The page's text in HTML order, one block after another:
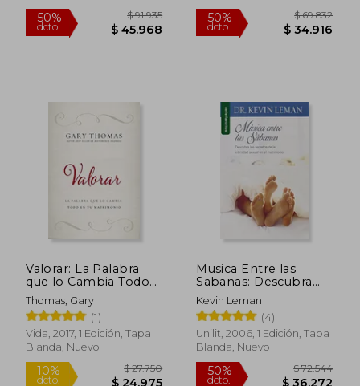
dcto. $ 42.158 dcto.
Valorar: La Palabra
que lo Cambia Todo
en tu Matrimonio
Thomas, Gary
(1)
Vida, 2017, 1 Edición, Tapa
Blanda, Nuevo
Musica Entre las
Sabanas: Descubra
los Secretos de la
Intimidad Sexual en el
Matrimonio
(Favoritos)
Kevin Leman
(4)
Unilit, 2006, 1 Edición, Tapa
Blanda, Nuevo